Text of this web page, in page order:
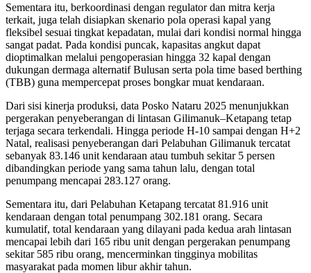
Sementara itu, berkoordinasi dengan regulator dan mitra kerja
terkait, juga telah disiapkan skenario pola operasi kapal yang
fleksibel sesuai tingkat kepadatan, mulai dari kondisi normal hingga
sangat padat. Pada kondisi puncak, kapasitas angkut dapat
dioptimalkan melalui pengoperasian hingga 32 kapal dengan
dukungan dermaga alternatif Bulusan serta pola time based berthing
(TBB) guna mempercepat proses bongkar muat kendaraan.
Dari sisi kinerja produksi, data Posko Nataru 2025 menunjukkan
pergerakan penyeberangan di lintasan Gilimanuk–Ketapang tetap
terjaga secara terkendali. Hingga periode H-10 sampai dengan H+2
Natal, realisasi penyeberangan dari Pelabuhan Gilimanuk tercatat
sebanyak 83.146 unit kendaraan atau tumbuh sekitar 5 persen
dibandingkan periode yang sama tahun lalu, dengan total
penumpang mencapai 283.127 orang.
Sementara itu, dari Pelabuhan Ketapang tercatat 81.916 unit
kendaraan dengan total penumpang 302.181 orang. Secara
kumulatif, total kendaraan yang dilayani pada kedua arah lintasan
mencapai lebih dari 165 ribu unit dengan pergerakan penumpang
sekitar 585 ribu orang, mencerminkan tingginya mobilitas
masyarakat pada momen libur akhir tahun.